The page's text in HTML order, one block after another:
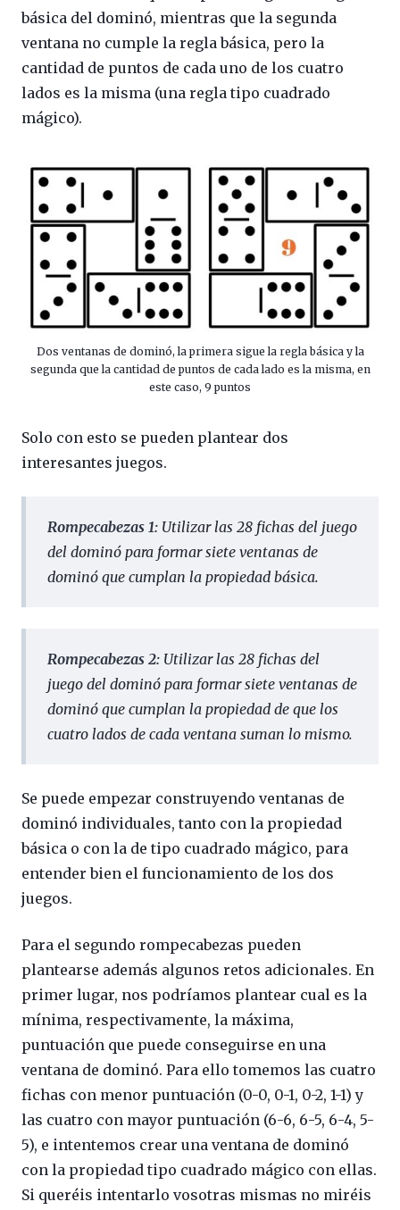
básica del dominó, mientras que la segunda
ventana no cumple la regla básica, pero la
cantidad de puntos de cada uno de los cuatro
lados es la misma (una regla tipo cuadrado
mágico).
Dos ventanas de dominó, la primera sigue la regla básica y la
segunda que la cantidad de puntos de cada lado es la misma, en
este caso, 9 puntos
Solo con esto se pueden plantear dos
interesantes juegos.
Rompecabezas 1: Utilizar las 28 fichas del juego
del dominó para formar siete ventanas de
dominó que cumplan la propiedad básica.
Rompecabezas 2: Utilizar las 28 fichas del
juego del dominó para formar siete ventanas de
dominó que cumplan la propiedad de que los
cuatro lados de cada ventana suman lo mismo.
Se puede empezar construyendo ventanas de
dominó individuales, tanto con la propiedad
básica o con la de tipo cuadrado mágico, para
entender bien el funcionamiento de los dos
juegos.
Para el segundo rompecabezas pueden
plantearse además algunos retos adicionales. En
primer lugar, nos podríamos plantear cual es la
mínima, respectivamente, la máxima,
puntuación que puede conseguirse en una
ventana de dominó. Para ello tomemos las cuatro
fichas con menor puntuación (0-0, 0-1, 0-2, 1-1) y
las cuatro con mayor puntuación (6-6, 6-5, 6-4, 5-
5), e intentemos crear una ventana de dominó
con la propiedad tipo cuadrado mágico con ellas.
Si queréis intentarlo vosotras mismas no miréis